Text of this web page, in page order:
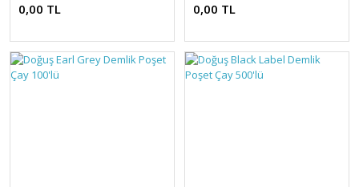
0,00 TL 0,00 TL